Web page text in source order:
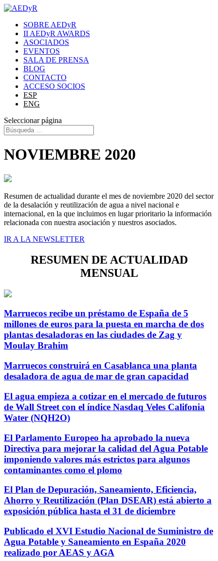
SOBRE AEDyR
II AEDyR AWARDS
ASOCIADOS
EVENTOS
SALA DE PRENSA
BLOG
CONTACTO
ACCESO SOCIOS
ESP
ENG
Seleccionar página
NOVIEMBRE 2020
Resumen de actualidad durante el mes de noviembre 2020 del sector
de la desalación y reutilización de agua a nivel nacional e
internacional, en la que incluimos en lugar prioritario la información
relacionada con nuestra asociación y nuestros asociados.
IR A LA NEWSLETTER
RESUMEN DE ACTUALIDAD
MENSUAL
Marruecos recibe un préstamo de España de 5
millones de euros para la puesta en marcha de dos
plantas desaladoras en las ciudades de Zag y
Moulay Brahim
Marruecos construirá en Casablanca una planta
desaladora de agua de mar de gran capacidad
El agua empieza a cotizar en el mercado de futuros
de Wall Street con el índice Nasdaq Veles Califonia
Water (NQH2O)
El Parlamento Europeo ha aprobado la nueva
Directiva para mejorar la calidad del Agua Potable
imponiendo valores más estrictos para algunos
contaminantes como el plomo
El Plan de Depuración, Saneamiento, Eficiencia,
Ahorro y Reutilización (Plan DSEAR) está abierto a
exposición pública hasta el 31 de diciembre
Publicado el XVI Estudio Nacional de Suministro de
Agua Potable y Saneamiento en España 2020
realizado por AEAS y AGA